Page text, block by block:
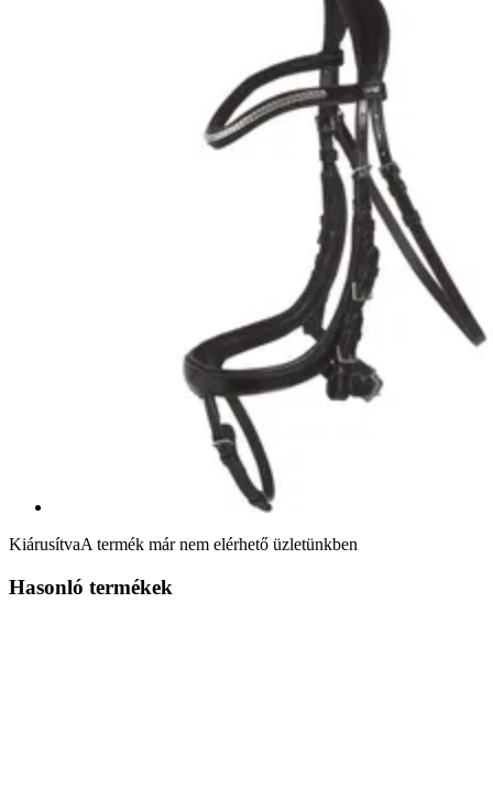
KiárusítvaA termék már nem elérhető üzletünkben
Hasonló termékek